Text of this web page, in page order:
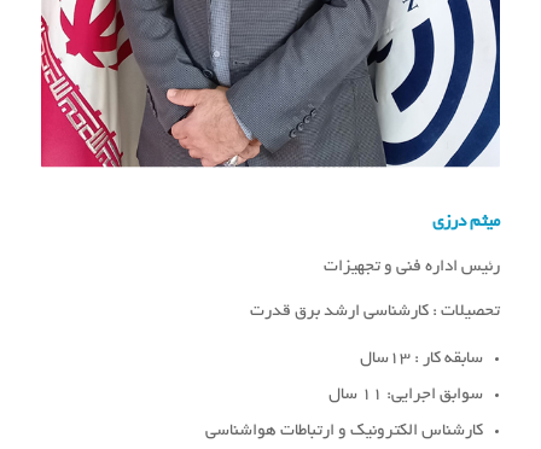
میثم درزی
رئیس اداره فنی و تجهیزات
تحصیلات : کارشناسی ارشد برق قدرت
سابقه کار : 13سال
سوابق اجرایی: 11 سال
کارشناس الکترونیک و ارتباطات هواشناسی